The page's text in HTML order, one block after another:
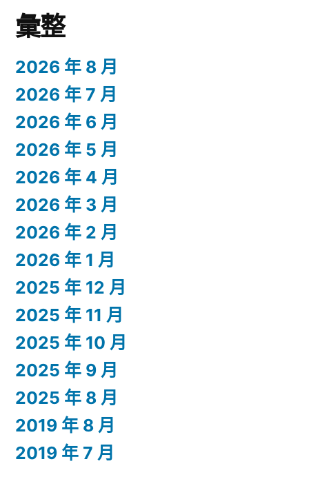
彙整
2026 年 8 月
2026 年 7 月
2026 年 6 月
2026 年 5 月
2026 年 4 月
2026 年 3 月
2026 年 2 月
2026 年 1 月
2025 年 12 月
2025 年 11 月
2025 年 10 月
2025 年 9 月
2025 年 8 月
2019 年 8 月
2019 年 7 月